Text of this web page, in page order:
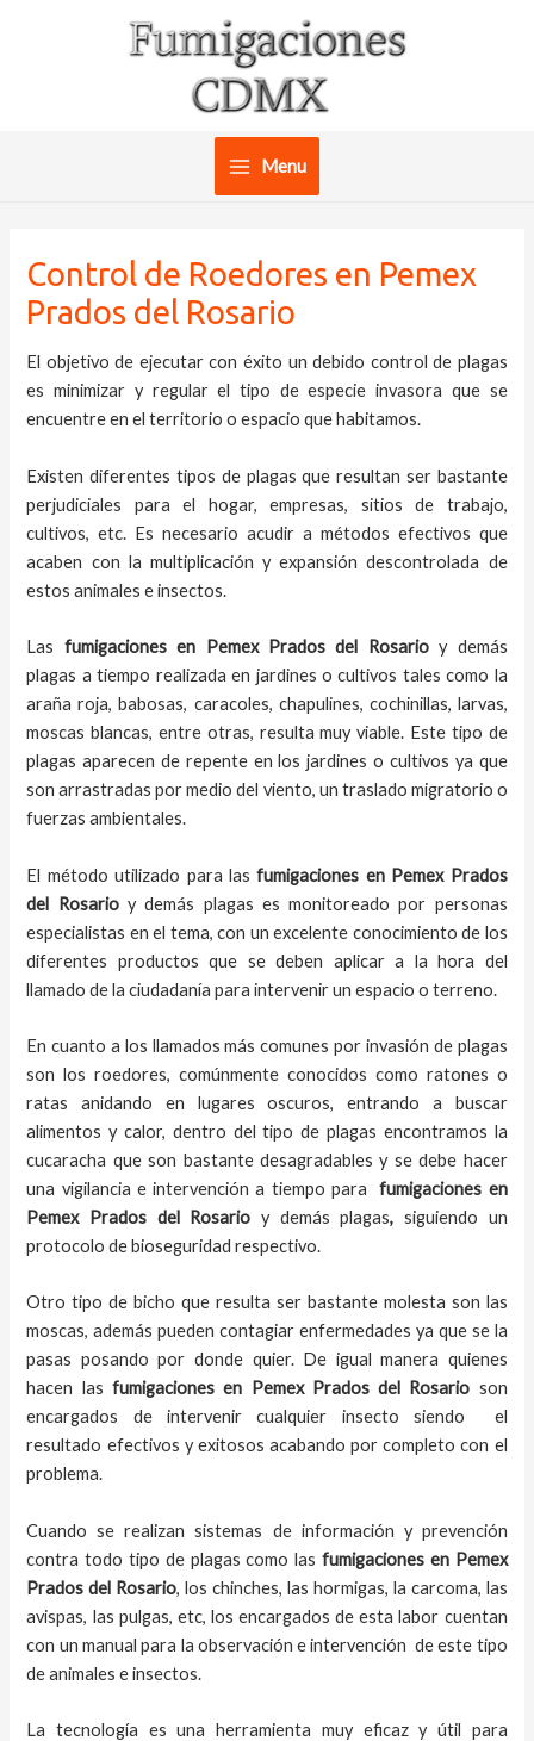
Main
Menu
Control de Roedores en Pemex
Prados del Rosario
El objetivo de ejecutar con éxito un debido control de plagas
es minimizar y regular el tipo de especie invasora que se
encuentre en el territorio o espacio que habitamos.
Existen diferentes tipos de plagas que resultan ser bastante
perjudiciales para el hogar, empresas, sitios de trabajo,
cultivos, etc. Es necesario acudir a métodos efectivos que
acaben con la multiplicación y expansión descontrolada de
estos animales e insectos.
Las fumigacionesen Pemex Prados del Rosarioy demás
plagas atiempo realizada en jardines o cultivos tales como la
araña roja, babosas, caracoles, chapulines, cochinillas, larvas,
moscas blancas, entre otras, resulta muy viable. Este tipo de
plagas aparecen de repente en los jardines o cultivos ya que
son arrastradas por medio del viento, un traslado migratorio o
fuerzas ambientales.
El método utilizado para las fumigaciones en Pemex Prados
del Rosarioy demás plagas es monitoreado por personas
especialistas en el tema, con un excelente conocimiento de los
diferentes productos que se deben aplicar a la hora del
llamado de la ciudadanía para intervenir un espacio o terreno.
En cuanto a los llamados más comunes por invasión de plagas
son los roedores, comúnmente conocidos como ratones o
ratas anidando en lugares oscuros, entrando a buscar
alimentos y calor, dentro del tipo de plagas encontramos la
cucaracha que son bastante desagradables y se debe hacer
una vigilancia e intervención a tiempo parafumigaciones en
Pemex Prados del Rosario y demás plagas, siguiendo un
protocolo de bioseguridad respectivo.
Otro tipo de bicho que resulta ser bastante molesta son las
moscas, además pueden contagiar enfermedades ya que se la
pasas posando por donde quier. De igual manera quienes
hacen las fumigacionesen Pemex Prados del Rosario son
encargados de intervenir cualquier insecto siendo el
resultado efectivos y exitosos acabando por completo con el
problema.
Cuando se realizan sistemas de información y prevención
contra todo tipo de plagas como las fumigacionesen Pemex
Prados del Rosario, los chinches, las hormigas, la carcoma, las
avispas, las pulgas, etc, los encargados de esta labor cuentan
con un manual para la observación e intervención de este tipo
de animales e insectos.
La tecnología es una herramienta muy eficaz y útil para